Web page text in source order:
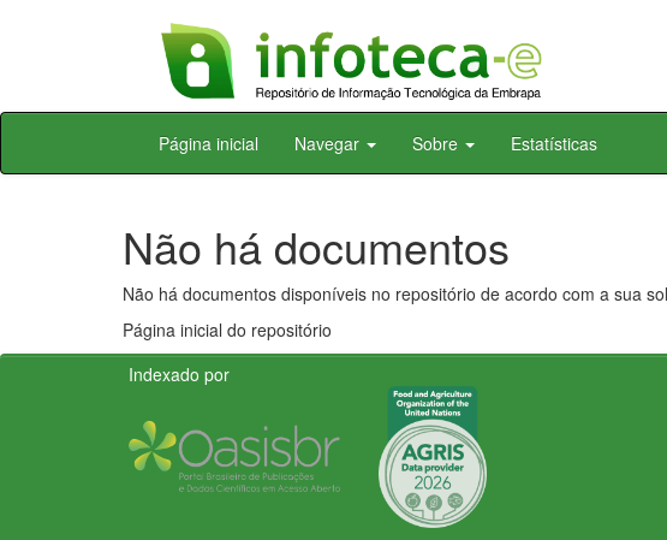
Skip
Página inicial Navegar Sobre Estatísticas
Não há documentos
Não há documentos disponíveis no repositório de acordo com a sua
Página inicial do repositório
Indexado por